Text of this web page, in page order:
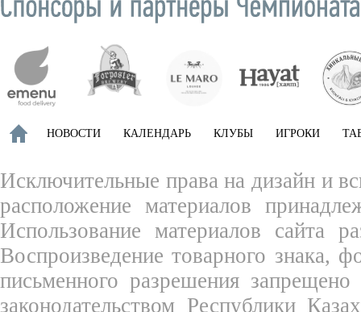
НОВОСТИ КАЛЕНДАРЬ КЛУБЫ ИГРОКИ
Исключительные права на дизайн и
расположение материалов
Использование материалов сайта
Воспроизведение товарного знака,
письменного разрешения
законодательством Республики